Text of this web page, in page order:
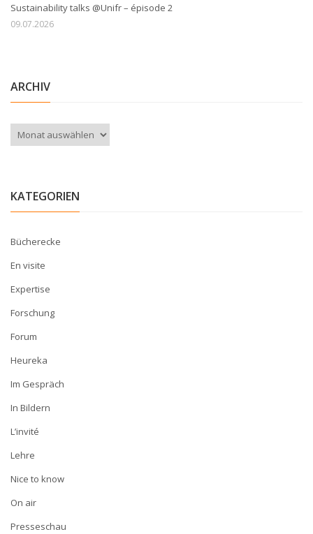
Sustainability talks @Unifr – épisode 2
09.07.2026
ARCHIV
Archiv
KATEGORIEN
Bücherecke
En visite
Expertise
Forschung
Forum
Heureka
Im Gespräch
In Bildern
L’invité
Lehre
Nice to know
On air
Presseschau